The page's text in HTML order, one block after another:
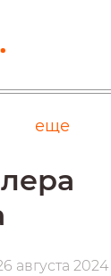
еще
августа 2024